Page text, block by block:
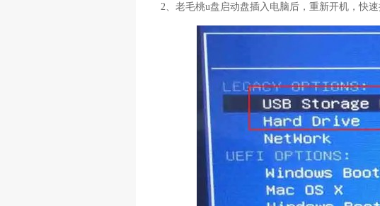
2、老毛桃u盘启动盘插入电脑后，重新开机，快